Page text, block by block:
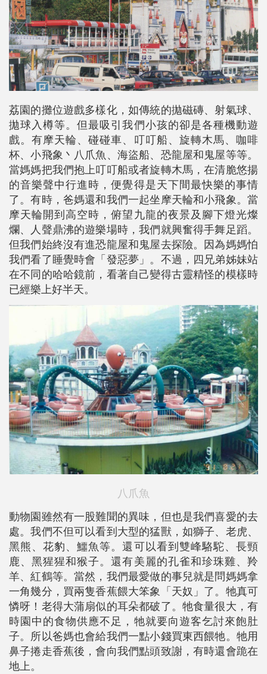
荔園的攤位遊戲多樣化，如傳統的拋磁磚、射氣球、
拋球入樽等。但最吸引我們小孩的卻是各種機動遊
戲。有摩天輪、碰碰車、叮叮船、旋轉木馬、咖啡
杯、小飛象丶八爪魚、海盜船、恐龍屋和鬼屋等等。
當媽媽把我們抱上叮叮船或者旋轉木馬，在清脆悠揚
的音樂聲中行進時，便覺得是天下間最快樂的事情
了。有時，爸媽還和我們一起坐摩天輪和小飛象。當
摩天輪開到高空時，俯望九龍的夜景及腳下燈光燦
爛、人聲鼎沸的遊樂場時，我們就興奮得手舞足蹈。
但我們始終沒有進恐龍屋和鬼屋去探險。因為媽媽怕
我們看了睡覺時會「發惡夢」。不過，四兄弟姊妹站
在不同的哈哈鏡前，看著自己變得古靈精怪的模樣時
已經樂上好半天。
八爪魚
動物園雖然有一股難聞的異味，但也是我們喜愛的去
處。我們不但可以看到大型的猛獸，如獅子、老虎、
黑熊、花豹、鱷魚等。還可以看到雙峰駱駝、長頸
鹿、黑猩猩和猴子。還有美麗的孔雀和珍珠雞、羚
羊、紅鶴等。當然，我們最愛做的事兒就是問媽媽拿
一角幾分，買兩隻香蕉餵大笨象「天奴」了。牠真可
憐呀！老得大蒲扇似的耳朵都破了。牠食量很大，有
時園中的食物供應不足，牠就要向遊客乞討來飽肚
子。所以爸媽也會給我們一點小錢買東西餵牠。牠用
鼻子捲走香蕉後，會向我們點頭致謝，有時還會跪在
地上。